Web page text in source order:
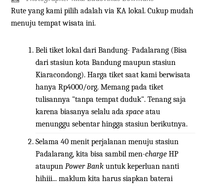
Rute yang kami pilih adalah via KA lokal. Cukup mudah
menuju tempat wisata ini.
Beli tiket lokal dari Bandung- Padalarang (Bisa
dari stasiun kota Bandung maupun stasiun
Kiaracondong). Harga tiket saat kami berwisata
hanya Rp4000/org. Memang pada tiket
tulisannya "tanpa tempat duduk". Tenang saja
karena biasanya selalu adaspace atau
menunggu sebentar hingga stasiun berikutnya.
Selama 40 menit perjalanan menuju stasiun
Padalarang, kita bisa sambil men-charge HP
ataupunPower Bank untuk keperluan nanti
hihiii... maklum kita harus siapkan baterai